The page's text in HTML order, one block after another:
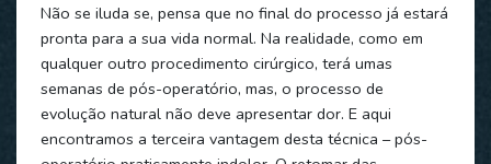
Não se iluda se, pensa que no final do processo já estará
pronta para a sua vida normal. Na realidade, como em
qualquer outro procedimento cirúrgico, terá umas
semanas de pós-operatório, mas, o processo de
evolução natural não deve apresentar dor. E aqui
encontramos a terceira vantagem desta técnica – pós-